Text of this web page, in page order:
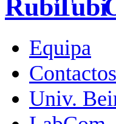
Equipa
Contactos
Univ.